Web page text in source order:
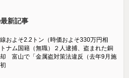
新記事
およそ2.2トン（時価およそ330万円相
ナム国籍（無職）２人逮捕、盗まれた銅
富山で「金属盗対策法違反（去年9月施